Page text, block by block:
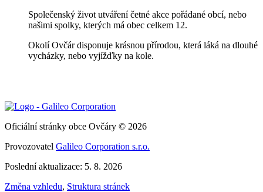
Společenský život utváření četné akce pořádané obcí, nebo
našimi spolky, kterých má obec celkem 12.
Okolí Ovčár disponuje krásnou přírodou, která láká na dlouhé
vycházky, nebo vyjížďky na kole.
Oficiální stránky obce Ovčáry © 2026
Provozovatel Galileo Corporation s.r.o.
Poslední aktualizace: 5. 8. 2026
Změna vzhledu, Struktura stránek